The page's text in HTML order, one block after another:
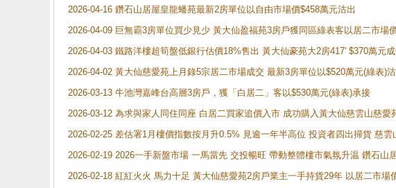
2026-04-16 鑽石山居屋皇龍蟠苑最新2房單位以自由市場價$458萬元沽出
2026-04-09 巨無霸3房單位買少見少 黃大仙盈福苑3房戶獲同區綠表客以居二市場
2026-04-03 鐵路洋樓超筍盤低銀行估價18%售出 黃大仙豪苑大2房417' $370萬元
2026-04-02 黃大仙慈愛苑上月錄5宗居二市場成交 最新3房單位以$520萬元(綠表)
2026-03-13 牛池灣嘉峰台高層3房戶，獲「白居二」客以$530萬元(綠表)承接
2026-03-12 為求與家人同住同座 白居二買家追價入市 成功購入黃大仙慈雲山慈愛
2026-02-25 差估署1月樓價指數按月升0.5% 見逾一年半高位 投資者四出掃貨 慈
2026-02-19 2026一手新盤市場 一馬當先 交投暢旺 帶動整體樓市氣氛升温 鑽石山
2026-02-18 紅紅火火 馬力十足 黃大仙慈愛苑2房戶業主一手持貨29年 以居二市場